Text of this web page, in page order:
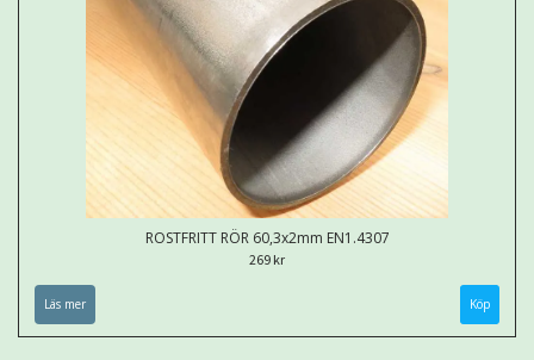
ROSTFRITT RÖR 60,3x2mm EN1.4307
269 kr
Läs mer Köp